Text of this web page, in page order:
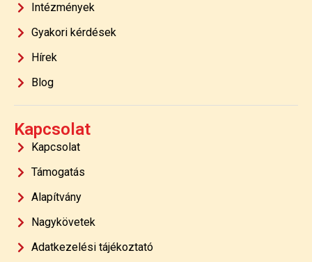
Intézmények
Gyakori kérdések
Hírek
Blog
Kapcsolat
Kapcsolat
Támogatás
Alapítvány
Nagykövetek
Adatkezelési tájékoztató